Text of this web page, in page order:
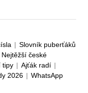
| Slovník puberťáků
Nejtěžší české
tipy | Ajťák radí |
2026 | WhatsApp